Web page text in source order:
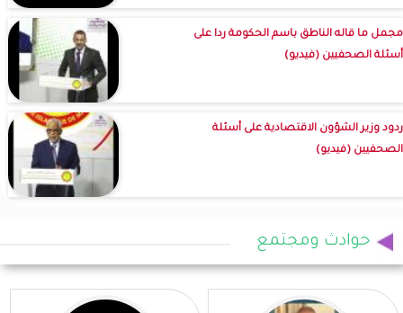
مجمل ما قاله الناطق باسم الحكومة ردا على
أسئلة الصحفيين (فيديو)
ردود وزير الشؤون الاقتصادية على أسئلة
الصحفيين (فيديو)
حوادث ومجتمع